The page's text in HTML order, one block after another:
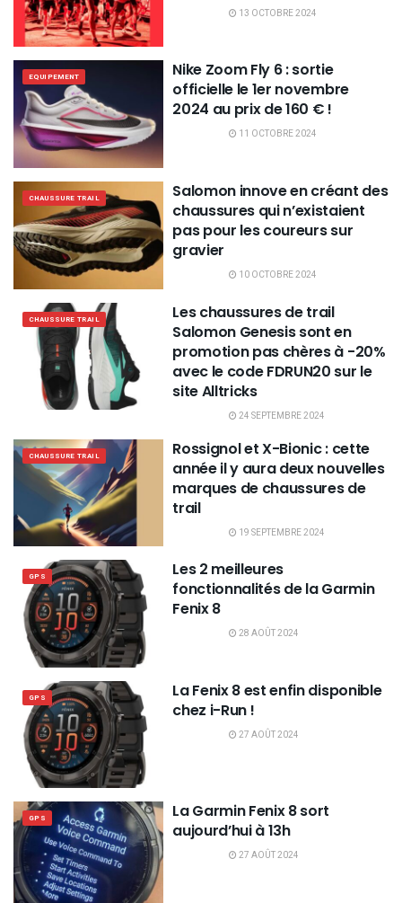
13 OCTOBRE 2024
EQUIPEMENT
Nike Zoom Fly 6 : sortie
officielle le 1er novembre
2024 au prix de 160 € !
11 OCTOBRE 2024
CHAUSSURE TRAIL
Salomon innove en créant des
chaussures qui n’existaient
pas pour les coureurs sur
gravier
10 OCTOBRE 2024
CHAUSSURE TRAIL
Les chaussures de trail
Salomon Genesis sont en
promotion pas chères à -20%
avec le code FDRUN20 sur le
site Alltricks
24 SEPTEMBRE 2024
CHAUSSURE TRAIL
Rossignol et X-Bionic : cette
année il y aura deux nouvelles
marques de chaussures de
trail
19 SEPTEMBRE 2024
GPS
Les 2 meilleures
fonctionnalités de la Garmin
Fenix 8
28 AOÛT 2024
GPS
La Fenix 8 est enfin disponible
chez i-Run !
27 AOÛT 2024
GPS
La Garmin Fenix 8 sort
aujourd’hui à 13h
27 AOÛT 2024